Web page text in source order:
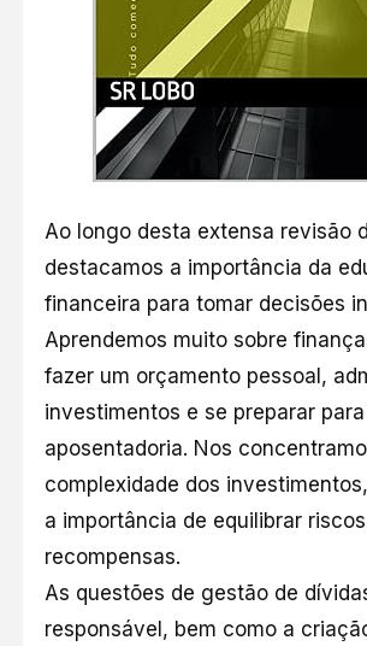
Ao longo desta extensa revisão
destacamos a importância da
financeira para tomar decisões
Aprendemos muito sobre
fazer um orçamento pessoal,
investimentos e se preparar
aposentadoria. Nos
complexidade dos
a importância de equilibrar
recompensas.
As questões de gestão de
responsável, bem como a